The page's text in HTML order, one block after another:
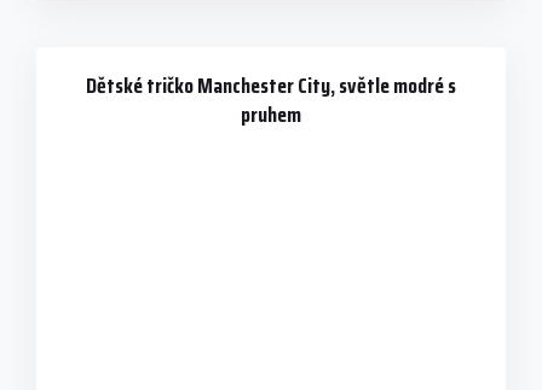
Dětské tričko Manchester City, světle modré s
pruhem